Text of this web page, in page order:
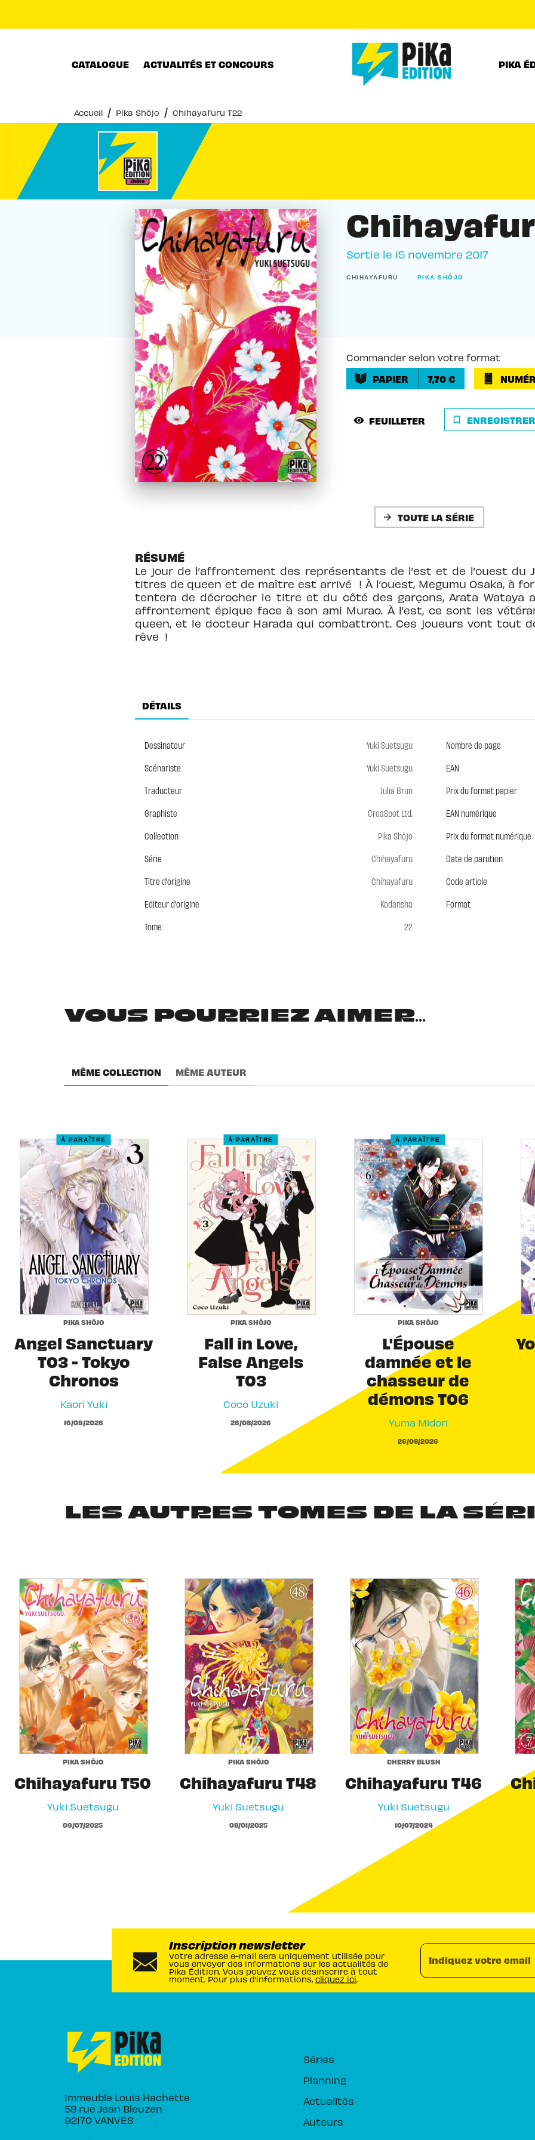
CATALOGUE ACTUALITÉS ET CONCOURS PIKA
Accueil / Pika Shôjo / Chihayafuru T22
Sortie le 15 novembre 2017
CHIHAYAFURU PIKA SHÔJO
Commander selon votre format
PAPIER
7,70 €
visibility FEUILLETER bookmark_border ENREGISTRER
arrow_forward TOUTE LA SÉRIE
RÉSUMÉ
Le jour de l’affrontement des représentants de l’est et de l’ouest
titres de queen et de maître est arrivé ! À l’ouest, Megumu Osaka, à
tentera de décrocher le titre et du côté des garçons, Arata Wataya
affrontement épique face à son ami Murao. À l’est, ce sont les
queen, et le docteur Harada qui combattront. Ces joueurs vont tout
rêve !
DÉTAILS
Dessinateur
Yuki Suetsugu
Scénariste
Yuki Suetsugu
Traducteur
Julia Brun
Graphiste
CreaSpot Ltd.
Collection
Pika Shôjo
Série
Chihayafuru
Titre d'origine
Chihayafuru
Editeur d'origine
Kodansha
Tome
22
Nombre de page
EAN
Prix du format papier
EAN numérique
Prix du format numérique
Date de parution
Code article
Format
VOUS POURRIEZ AIMER...
MÊME COLLECTION MÊME AUTEUR
À PARAÎTRE
PIKA SHÔJO
Angel Sanctuary
T03 - Tokyo
Chronos
Kaori Yuki
16/09/2026
À PARAÎTRE
PIKA SHÔJO
Fall in Love,
False Angels
T03
Coco Uzuki
26/08/2026
À PARAÎTRE
PIKA SHÔJO
L'Épouse
damnée et le
chasseur de
démons T06
Yuma Midori
26/08/2026
LES AUTRES TOMES DE LA
PIKA SHÔJO
Chihayafuru T50
Yuki Suetsugu
09/07/2025
PIKA SHÔJO
Chihayafuru T48
Yuki Suetsugu
08/01/2025
CHERRY BLUSH
Chihayafuru T46
Yuki Suetsugu
10/07/2024
Inscription newsletter
Votre adresse e-mail sera uniquement utilisée pour
vous envoyer des informations sur les actualités de
Pika Édition. Vous pouvez vous désinscrire à tout
moment. Pour plus d’informations, cliquez ici.
Indiquez votre email
Immeuble Louis Hachette
58 rue Jean Bleuzen
92170 VANVES
Séries
Planning
Actualités
Auteurs